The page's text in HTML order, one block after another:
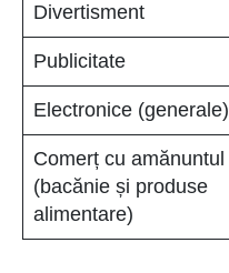
Divertisment
Publicitate
Electronice (generale)
Comerț cu amănuntul
(bacănie și produse
alimentare)